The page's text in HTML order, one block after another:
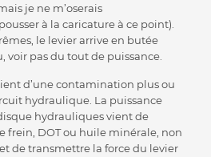
je ne m’oserais
à la caricature à ce point).
le levier arrive en butée
voir pas du tout de puissance.
d’une contamination plus ou
hydraulique. La puissance
hydrauliques vient de
frein, DOT ou huile minérale, non
de transmettre la force du levier